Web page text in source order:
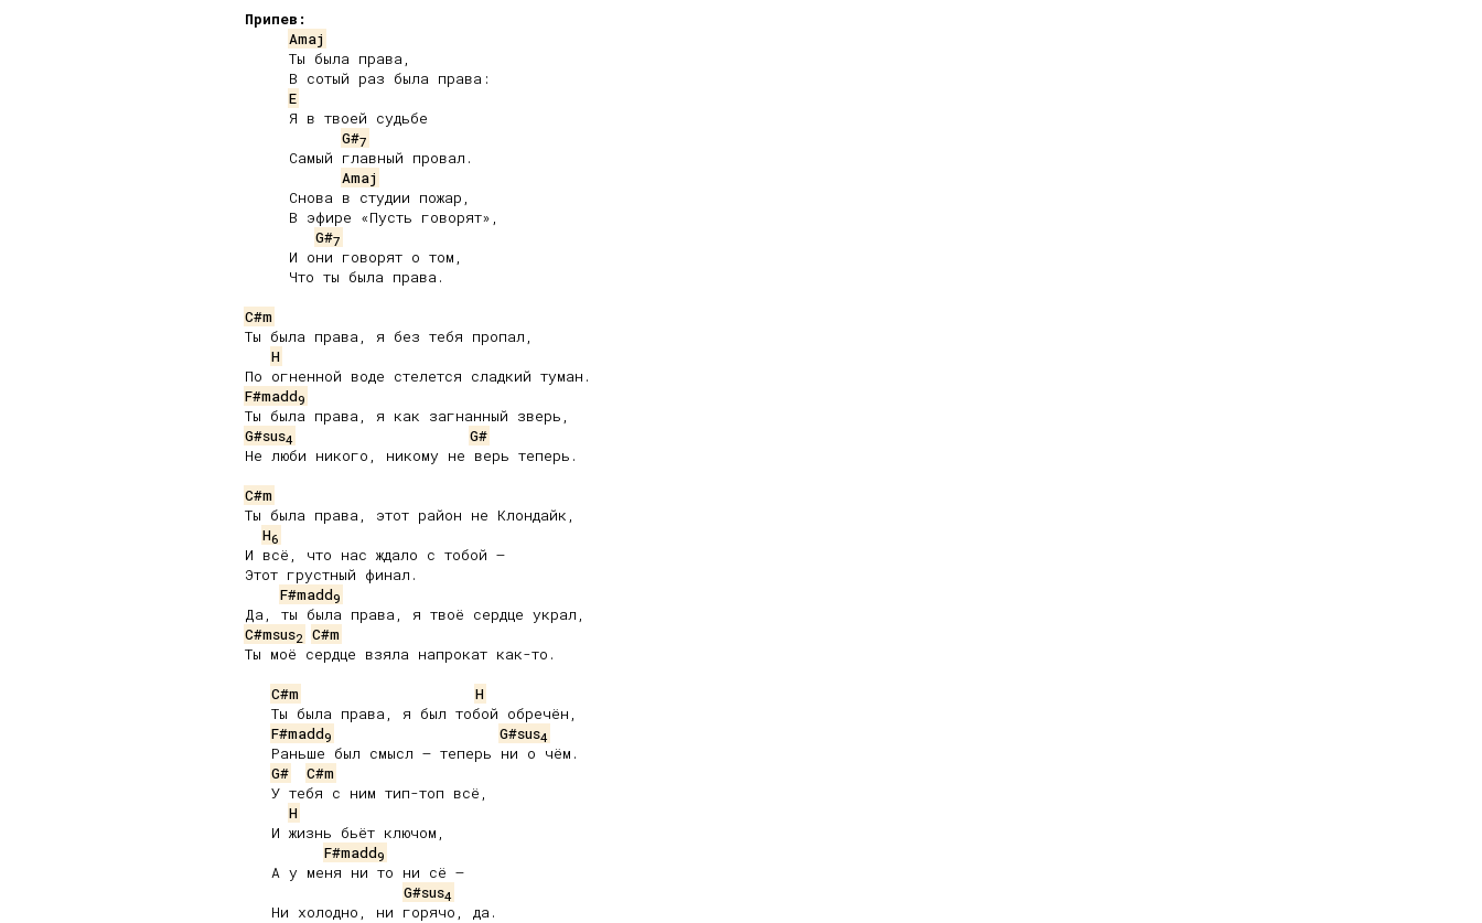
Припев:
Amaj
     Ты была права,
     В сотый раз была права:
E
     Я в твоей судьбе
G#7
     Самый главный провал.
Amaj
     Снова в студии пожар,
     В эфире «Пусть говорят»,
G#7
     И они говорят о том,
     Что ты была права.
C#m
Ты была права, я без тебя пропал,
H
F#madd9
G#sus4
G#
Не люби никого, никому не верь теперь.
C#m
Ты была права, этот район не Клондайк,
H6
И всё, что нас ждало с тобой –
Этот грустный финал.
F#madd9
C#msus2 C#m
Ты моё сердце взяла напрокат как-то.
C#m
H
   Ты была права, я был тобой обречён,
F#madd9 G#sus4
   Раньше был смысл – теперь ни о чём.
G#
C#m
   У тебя с ним тип-топ всё,
H
   И жизнь бьёт ключом,
F#madd9
   А у меня ни то ни сё –
G#sus4
   Ни холодно, ни горячо, да.